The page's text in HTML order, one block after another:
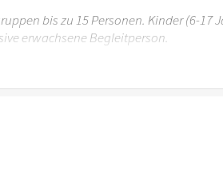
bis zu 15 Personen. Kinder (6-17
erwachsene Begleitperson.
6 Jahren ist der Ostergarten Stuttgart